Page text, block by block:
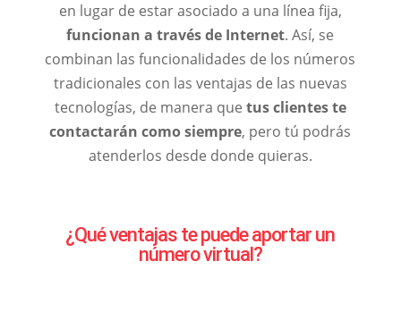
en lugar de estar asociado a una línea fija,
funcionan a través de Internet. Así, se
combinan las funcionalidades de los números
tradicionales con las ventajas de las nuevas
tecnologías, de manera que tus clientes te
contactarán como siempre, pero tú podrás
atenderlos desde donde quieras.
¿Qué ventajas te puede aportar un
número virtual?